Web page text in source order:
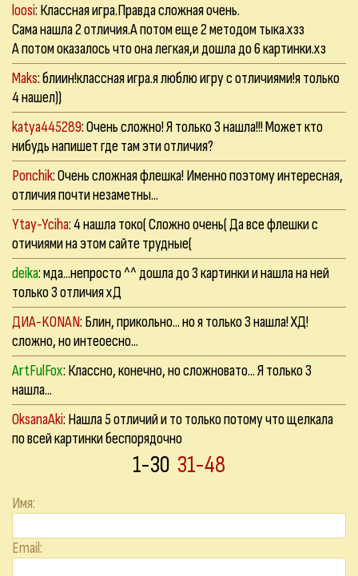
loosi: Классная игра.Правда сложная очень.
Сама нашла 2 отличия.А потом еще 2 методом тыка.хзз
А потом оказалось что она легкая,и дошла до 6 картинки.хз
Maks: блиин!классная игра.я люблю игру с отличиями!я только
4 нашел))
katya445289: Очень сложно! Я только 3 нашла!!! Может кто
нибудь напишет где там эти отличия?
Ponchik: Очень сложная флешка! Именно поэтому интересная,
отличия почти незаметны...
Ytay-Yciha: 4 нашла токо( Сложно очень( Да все флешки с
отичиями на этом сайте трудные(
deika: мда...непросто ^^ дошла до 3 картинки и нашла на ней
только 3 отличия хД
ДИА-KONAN: Блин, прикольно... но я только 3 нашла! ХД!
сложно, но интеоесно...
ArtFulFox: Классно, конечно, но сложновато... Я только 3
нашла...
OksanaAki: Нашла 5 отличий и то только потому что щелкала
по всей картинки беспорядочно
1-30 31-48
Имя:
Email: